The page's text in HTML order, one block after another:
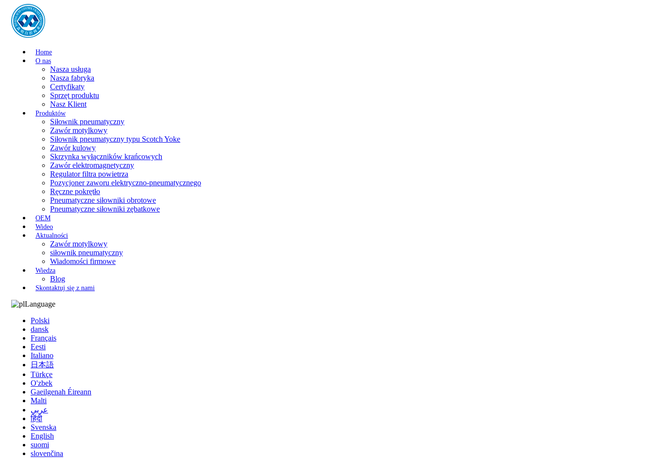
Home
O nas
Nasza usługa
Nasza fabryka
Certyfikaty
Sprzęt produktu
Nasz Klient
Produktów
Siłownik pneumatyczny
Zawór motylkowy
Siłownik pneumatyczny typu Scotch Yoke
Zawór kulowy
Skrzynka wyłączników krańcowych
Zawór elektromagnetyczny
Regulator filtra powietrza
Pozycjoner zaworu elektryczno-pneumatycznego
Ręczne pokrętło
Pneumatyczne siłowniki obrotowe
Pneumatyczne siłowniki zębatkowe
OEM
Wideo
Aktualności
Zawór motylkowy
siłownik pneumatyczny
Wiadomości firmowe
Wiedza
Blog
Skontaktuj się z nami
Language
Polski
dansk
Français
Eesti
Italiano
日本語
Türkçe
O'zbek
Gaeilgenah Éireann
Malti
عربي
हिंदी
Svenska
English
suomi
slovenčina